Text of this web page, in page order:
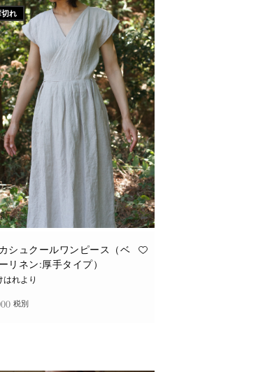
れ
シュクールワンピース（ベ
リネン:厚手タイプ）
はれより
税別